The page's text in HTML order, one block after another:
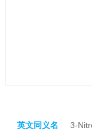
英文同义名 3-